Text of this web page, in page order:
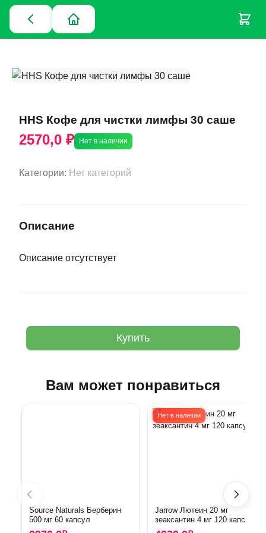
HHS Кофе для чистки лимфы 30 саше
2570,0 ₽ Нет в наличии
Категории: Нет категорий
Описание
Описание отсутствует
Купить
Вам может понравиться
Source Naturals Берберин
500 мг 60 капсул
Нет в наличии
Jarrow Лютеин 20 мг
зеаксантин 4 мг 120 капсул